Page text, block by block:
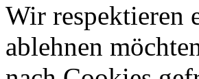
Wir respektieren
ablehnen